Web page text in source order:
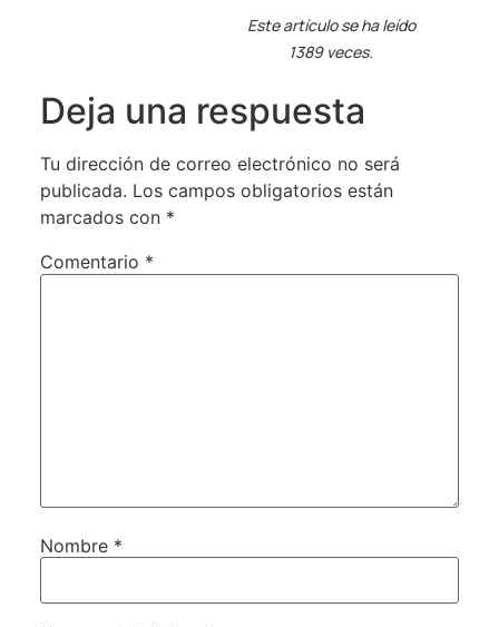
Este artículo se ha leído
1389 veces.
Deja una respuesta
Tu dirección de correo electrónico no será
publicada. Los campos obligatorios están
marcados con *
Comentario *
Nombre *